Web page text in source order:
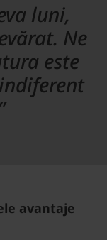
luni,
Ne
este
avantaje